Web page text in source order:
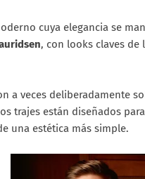
cuya elegancia se
, con looks claves de
a veces deliberadamente
trajes están diseñados
una estética más simple.